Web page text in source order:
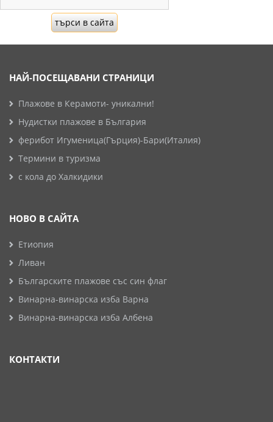
НАЙ-ПОСЕЩАВАНИ СТРАНИЦИ
Плажове в Керамоти- уникални!
Нудистки плажове в България
ферибот Игуменица(Гърция)-Бари(Италия)
Термини в туризма
с кола до Халкидики
НОВО В САЙТА
Етиопия
Ливан
Българските плажове със син флаг
Винарна-винарска изба Варна
Винарна-винарска изба Албена
КОНТАКТИ